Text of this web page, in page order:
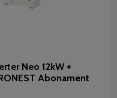
Neo 12kW +
Abonament